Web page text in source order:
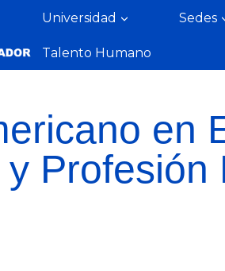
Universidad Sedes
Talento Humano
en
Profesión